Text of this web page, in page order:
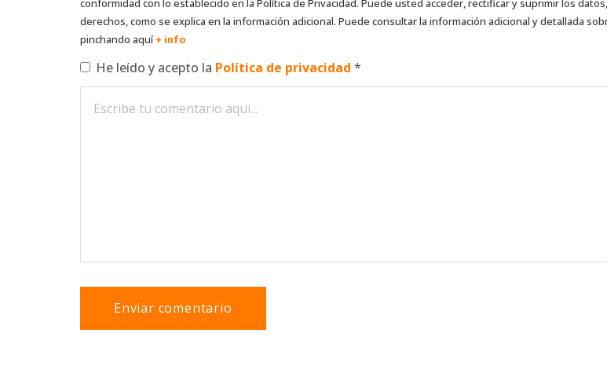
derechos, como se explica en la información adicional. Puede consultar la información adicional y detallada
pinchando aquí+ info
He leído y acepto la Política de privacidad *